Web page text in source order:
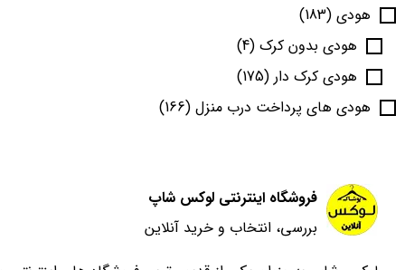
هودی (183)
هودی بدون کرک (4)
هودی کرک دار (175)
هودی های پرداخت درب منزل (166)
فروشگاه اینترنتی لوکس شاپ
بررسی، انتخاب و خرید آنلاین